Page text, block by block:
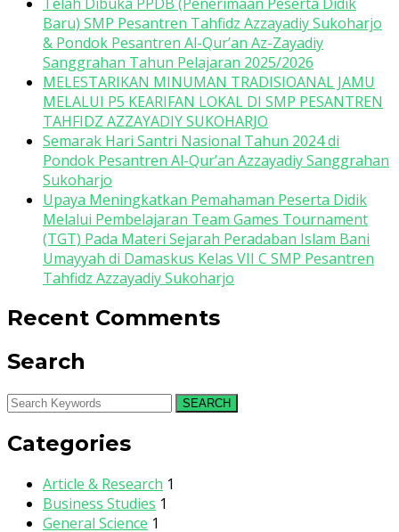
Baru) SMP Pesantren Tahfidz Azzayadiy Sukoharjo
& Pondok Pesantren Al-Qur’an Az-Zayadiy
Sanggrahan Tahun Pelajaran 2025/2026
MELESTARIKAN MINUMAN TRADISIOANAL JAMU
MELALUI P5 KEARIFAN LOKAL DI SMP PESANTREN
TAHFIDZ AZZAYADIY SUKOHARJO
Semarak Hari Santri Nasional Tahun 2024 di
Pondok Pesantren Al-Qur’an Azzayadiy Sanggrahan
Sukoharjo
Upaya Meningkatkan Pemahaman Peserta Didik
Melalui Pembelajaran Team Games Tournament
(TGT) Pada Materi Sejarah Peradaban Islam Bani
Umayyah di Damaskus Kelas VII C SMP Pesantren
Tahfidz Azzayadiy Sukoharjo
Recent Comments
Search
SEARCH
Categories
Article & Research 1
Business Studies 1
General Science 1